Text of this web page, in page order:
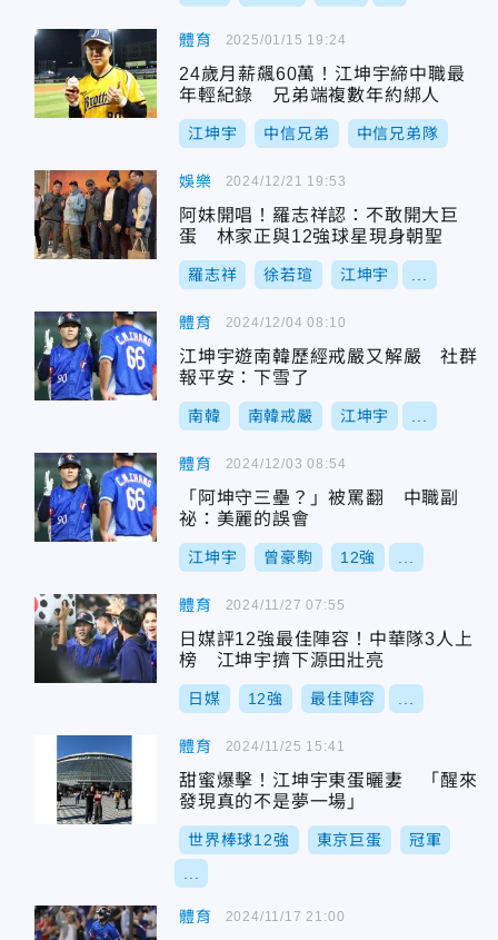
體育
24歲月薪飆60萬！江坤宇締中職最
年輕紀錄 兄弟端複數年約綁人
江坤宇 中信兄弟 中信兄弟隊
2025/01/15 19:24
娛樂
阿妹開唱！羅志祥認：不敢開大巨
蛋 林家正與12強球星現身朝聖
羅志祥 徐若瑄 江坤宇
2024/12/21 19:53
體育
江坤宇遊南韓歷經戒嚴又解嚴 社群
報平安：下雪了
南韓 南韓戒嚴 江坤宇
2024/12/04 08:10
體育
「阿坤守三壘？」被罵翻 中職副
祕：美麗的誤會
江坤宇 曾豪駒 12強
2024/12/03 08:54
體育
日媒評12強最佳陣容！中華隊3人上
榜 江坤宇擠下源田壯亮
日媒 12強 最佳陣容
2024/11/27 07:55
體育
甜蜜爆擊！江坤宇東蛋曬妻 「醒來
發現真的不是夢一場」
世界棒球12強 東京巨蛋 冠軍
2024/11/25 15:41
體育 2024/11/17 21:00